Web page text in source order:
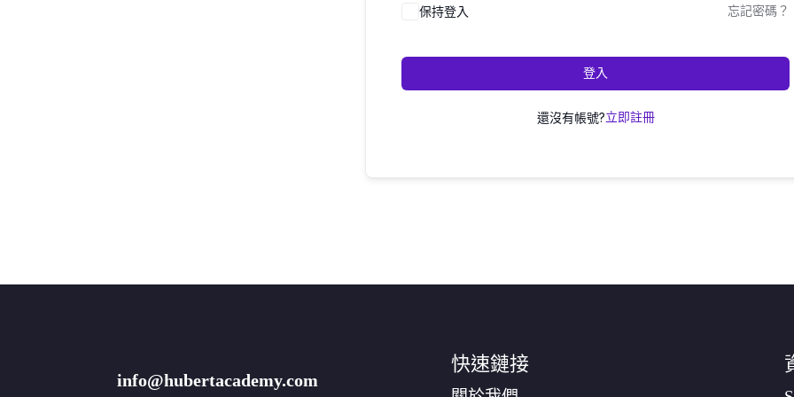
保持登入 忘記密碼？
登入
還沒有帳號?立即註冊
info@hubertacademy.com
快速鏈接